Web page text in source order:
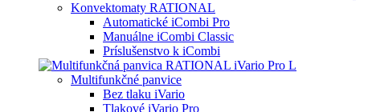
Konvektomaty RATIONAL
Automatické iCombi Pro
Manuálne iCombi Classic
Príslušenstvo k iCombi
Multifunkčné panvice
Bez tlaku iVario
Tlakové iVario Pro